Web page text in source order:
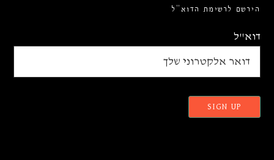
הירשם לרשימת הדוא”ל
דוא"ל